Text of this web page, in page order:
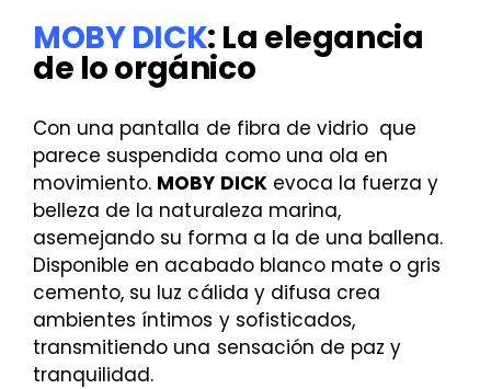
MOBY DICK: La elegancia
de lo orgánico
Con una pantalla de fibra de vidrio que
parece suspendida como una ola en
movimiento. MOBY DICKevoca la fuerza y
belleza de la naturaleza marina,
asemejando su forma a la de una ballena.
Disponible en acabado blanco mate o gris
cemento, su luz cálida y difusa crea
ambientes íntimos y sofisticados,
transmitiendo una sensación de paz y
tranquilidad.